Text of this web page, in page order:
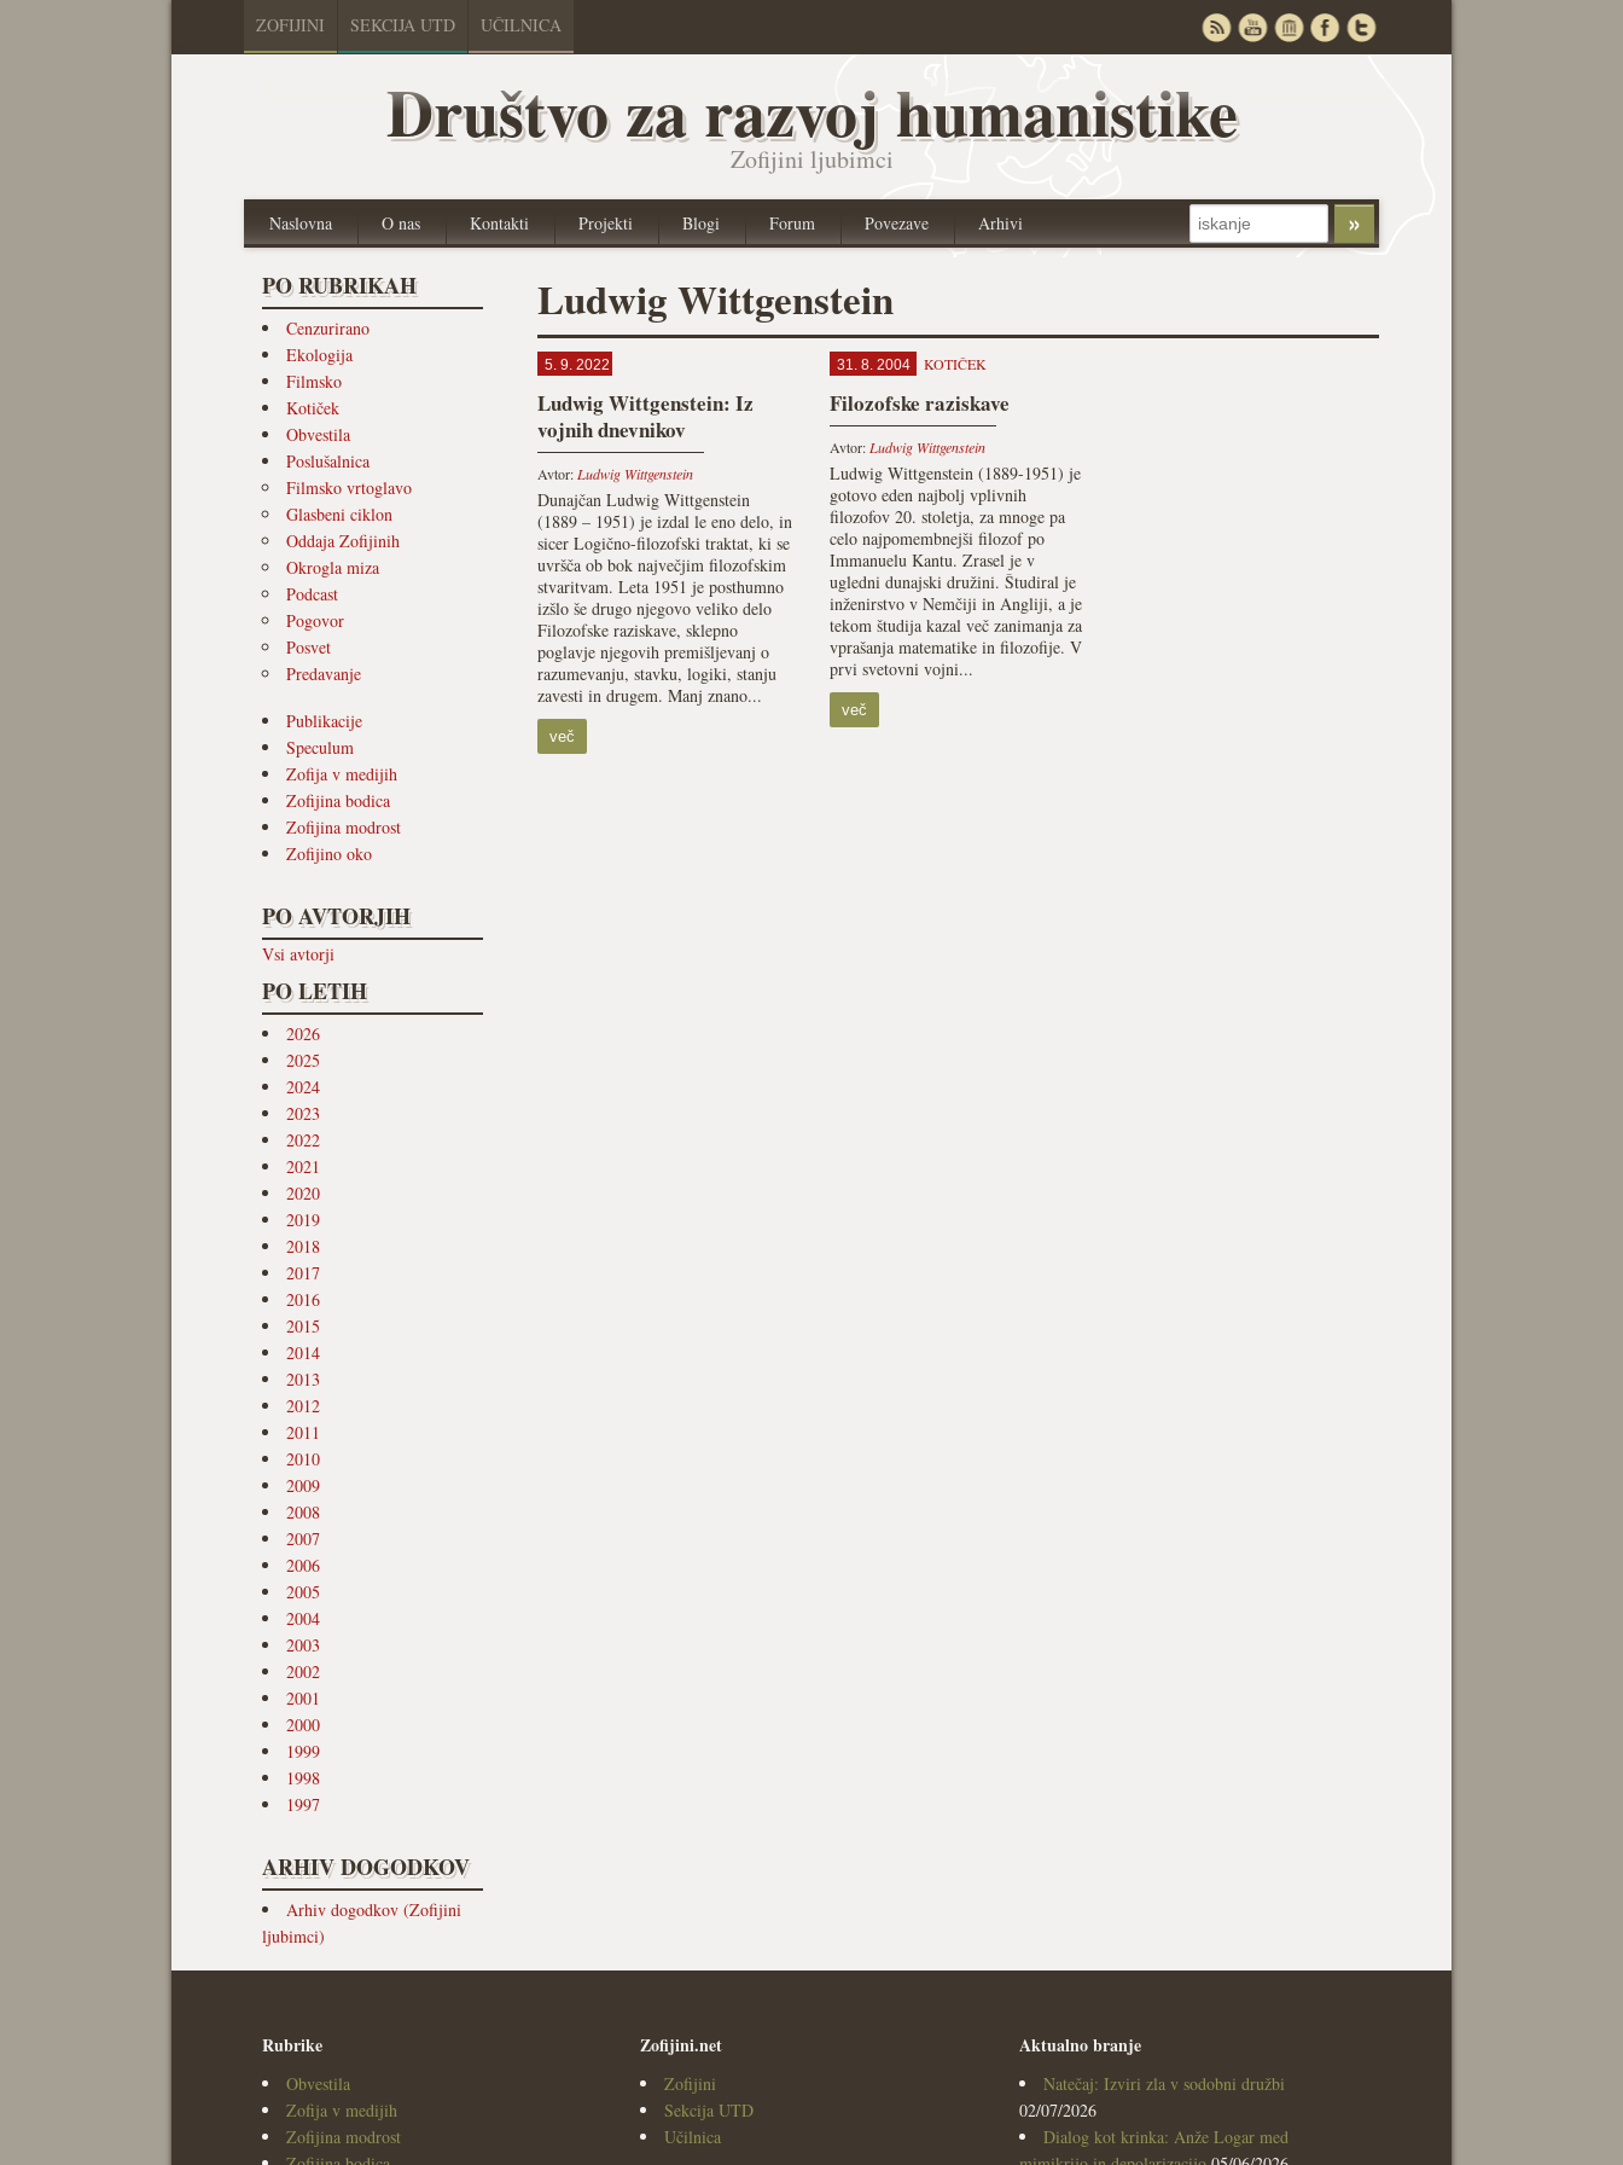
ZOFIJINI SEKCIJA UTD UČILNICA
Društvo za razvoj humanistike
Zofijini ljubimci
Naslovna O nas Kontakti Projekti Blogi Forum Povezave Arhivi
PO RUBRIKAH
Cenzurirano
Ekologija
Filmsko
Kotiček
Obvestila
Poslušalnica
Filmsko vrtoglavo
Glasbeni ciklon
Oddaja Zofijinih
Okrogla miza
Podcast
Pogovor
Posvet
Predavanje
Publikacije
Speculum
Zofija v medijih
Zofijina bodica
Zofijina modrost
Zofijino oko
PO AVTORJIH
Vsi avtorji
PO LETIH
2026
2025
2024
2023
2022
2021
2020
2019
2018
2017
2016
2015
2014
2013
2012
2011
2010
2009
2008
2007
2006
2005
2004
2003
2002
2001
2000
1999
1998
1997
ARHIV DOGODKOV
Arhiv dogodkov (Zofijini
ljubimci)
Ludwig Wittgenstein
5. 9. 2022
Ludwig Wittgenstein: Iz
vojnih dnevnikov
Avtor: Ludwig Wittgenstein
Dunajčan Ludwig Wittgenstein
(1889 – 1951) je izdal le eno delo, in
sicer Logično-filozofski traktat, ki se
uvršča ob bok največjim filozofskim
stvaritvam. Leta 1951 je posthumno
izšlo še drugo njegovo veliko delo
Filozofske raziskave, sklepno
poglavje njegovih premišljevanj o
razumevanju, stavku, logiki, stanju
zavesti in drugem. Manj znano...
več
31. 8. 2004 KOTIČEK
Filozofske raziskave
Avtor: Ludwig Wittgenstein
Ludwig Wittgenstein (1889-1951) je
gotovo eden najbolj vplivnih
filozofov 20. stoletja, za mnoge pa
celo najpomembnejši filozof po
Immanuelu Kantu. Zrasel je v
ugledni dunajski družini. Študiral je
inženirstvo v Nemčiji in Angliji, a je
tekom študija kazal več zanimanja za
vprašanja matematike in filozofije. V
prvi svetovni vojni...
več
Rubrike
Obvestila
Zofija v medijih
Zofijina modrost
Zofijini.net
Zofijini
Sekcija UTD
Učilnica
Aktualno branje
Natečaj: Izviri zla v sodobni družbi
02/07/2026
Dialog kot krinka: Anže Logar med